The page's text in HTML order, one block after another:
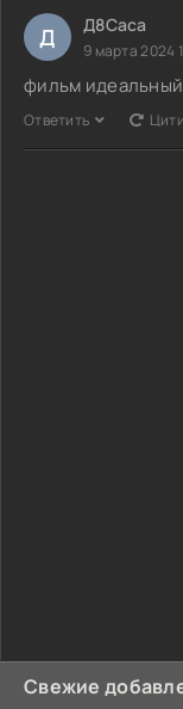
Свежие
Д Д8Саса
9 марта 2024
фильм идеальный
Ответить